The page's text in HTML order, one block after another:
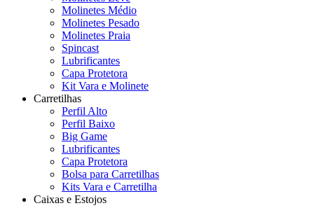
Molinetes Médio
Molinetes Pesado
Molinetes Praia
Spincast
Lubrificantes
Capa Protetora
Kit Vara e Molinete
Carretilhas
Perfil Alto
Perfil Baixo
Big Game
Lubrificantes
Capa Protetora
Bolsa para Carretilhas
Kits Vara e Carretilha
Caixas e Estojos